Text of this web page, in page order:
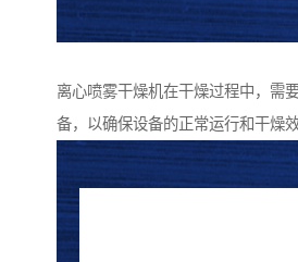
离心喷雾干燥机在干燥过程中，需
备，以确保设备的正常运行和干燥效